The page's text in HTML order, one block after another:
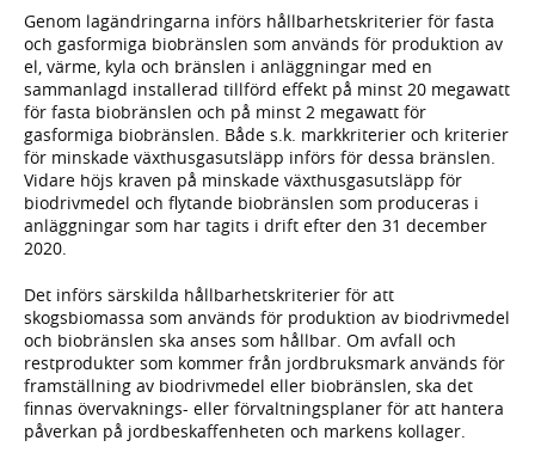
Genom lagändringarna införs hållbarhetskriterier för fasta
och gasformiga biobränslen som används för produktion av
el, värme, kyla och bränslen i anläggningar med en
sammanlagd installerad tillförd effekt på minst 20 megawatt
för fasta biobränslen och på minst 2 megawatt för
gasformiga biobränslen. Både s.k. markkriterier och kriterier
för minskade växthusgasutsläpp införs för dessa bränslen.
Vidare höjs kraven på minskade växthusgasutsläpp för
biodrivmedel och flytande biobränslen som produceras i
anläggningar som har tagits i drift efter den 31 december
2020.
Det införs särskilda hållbarhetskriterier för att
skogsbiomassa som används för produktion av biodrivmedel
och biobränslen ska anses som hållbar. Om avfall och
restprodukter som kommer från jordbruksmark används för
framställning av biodrivmedel eller biobränslen, ska det
finnas övervaknings- eller förvaltningsplaner för att hantera
påverkan på jordbeskaffenheten och markens kollager.